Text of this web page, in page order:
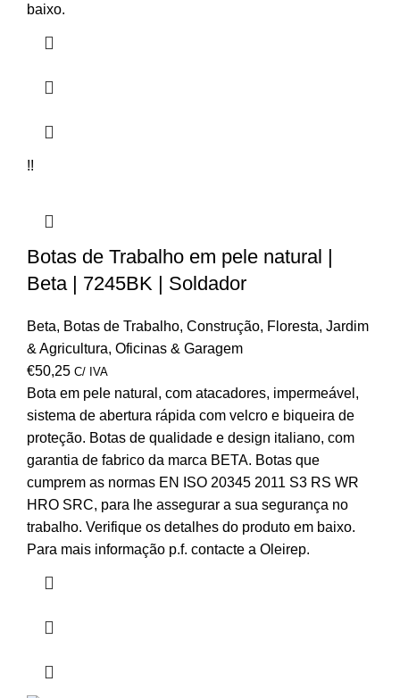
baixo.
!!
Botas de Trabalho em pele natural |
Beta | 7245BK | Soldador
Beta, Botas de Trabalho, Construção, Floresta, Jardim
& Agricultura, Oficinas & Garagem
€50,25 C/ IVA
Bota em pele natural, com atacadores, impermeável,
sistema de abertura rápida com velcro e biqueira de
proteção. Botas de qualidade e design italiano, com
garantia de fabrico da marca BETA. Botas que
cumprem as normas EN ISO 20345 2011 S3 RS WR
HRO SRC, para lhe assegurar a sua segurança no
trabalho. Verifique os detalhes do produto em baixo.
Para mais informação p.f. contacte a Oleirep.